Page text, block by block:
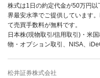
株式は1日の約定代金が50万円
界最安水準でご提供しています
て売買手数料が無料です。
日本株(現物取引/信用取引)・米
物・オプション取引、NISA、
松井証券株式会社